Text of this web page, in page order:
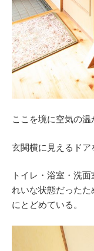
ここを境に空気の温
玄関横に見えるドア
トイレ・浴室・洗
れいな状態だった
にとどめている。